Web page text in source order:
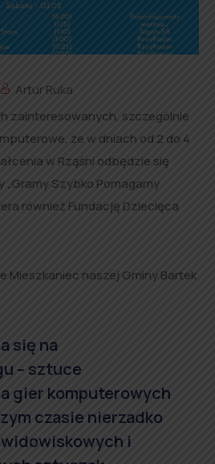
Artur Ruka
zainteresowanych, szczególnie
że w dniach od 2 do 4
w Rząśni odbędzie się
Szybko Pomagamy
również Fundację Dziecięca
Mieszkaniec naszej Gminy Bartek
się na
– sztuce
gier komputerowych
czasie nierzadko
i